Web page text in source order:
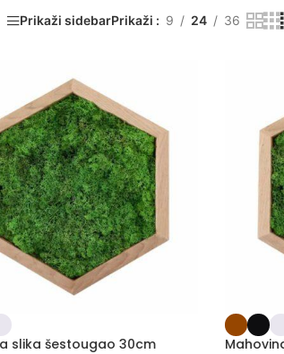
Prikaži sidebarPrikaži 9 24 36
slika šestougao 30cm